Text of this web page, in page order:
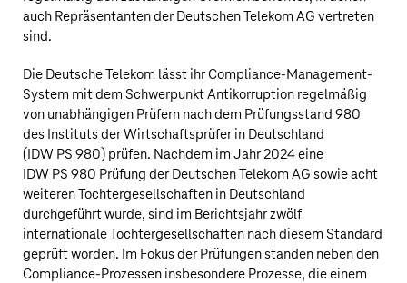
auch Repräsentanten der Deutschen Telekom AG vertreten
sind.
Die Deutsche Telekom lässt ihr Compliance-Management-
System mit dem Schwerpunkt Antikorruption regelmäßig
von unabhängigen Prüfern nach dem Prüfungsstand 980
des Instituts der Wirtschaftsprüfer in Deutschland
(IDW PS 980) prüfen. Nachdem im Jahr 2024 eine
IDW PS 980 Prüfung der Deutschen Telekom AG sowie acht
weiteren Tochtergesellschaften in Deutschland
durchgeführt wurde, sind im Berichtsjahr zwölf
internationale Tochtergesellschaften nach diesem Standard
geprüft worden. Im Fokus der Prüfungen standen neben den
Compliance-Prozessen insbesondere Prozesse, die einem